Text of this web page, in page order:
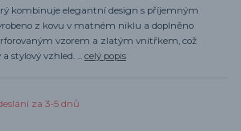
kombinuje elegantní design s příjemným
z kovu v matném niklu a doplněno
vzorem a zlatým vnitřkem, což
stylový vzhled. ... celý popis
za 3-5 dnů